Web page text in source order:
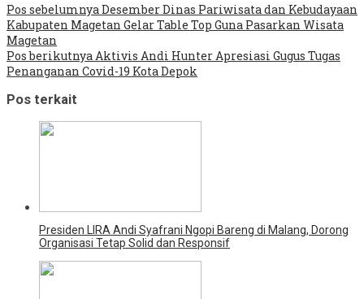
Pos sebelumnyaDesember Dinas Pariwisata dan Kebudayaan
Kabupaten Magetan Gelar Table Top Guna Pasarkan Wisata
Magetan
Pos berikutnyaAktivis Andi Hunter Apresiasi Gugus Tugas
Penanganan Covid-19 Kota Depok
Pos terkait
Presiden LIRA Andi Syafrani Ngopi Bareng di Malang, Dorong
Organisasi Tetap Solid dan Responsif